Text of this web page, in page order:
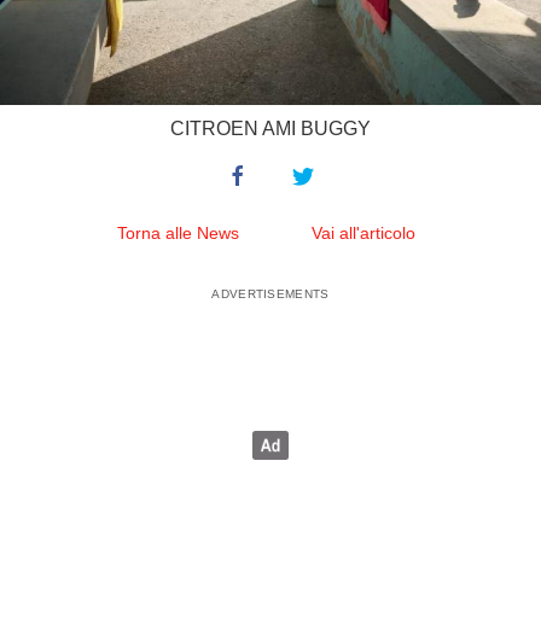
CITROEN AMI BUGGY
Torna alle News Vai all'articolo